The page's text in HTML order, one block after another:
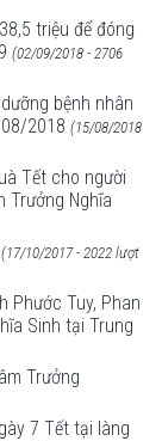
triệu để đóng
(02/09/2018 - 2706
bệnh nhân
2018 (15/08/2018
Tết cho người
Trưởng Nghĩa
(17/10/2017 - 2022 lượt
Phước Tuy, Phan
Sinh tại Trung
Trưởng
7 Tết tại làng